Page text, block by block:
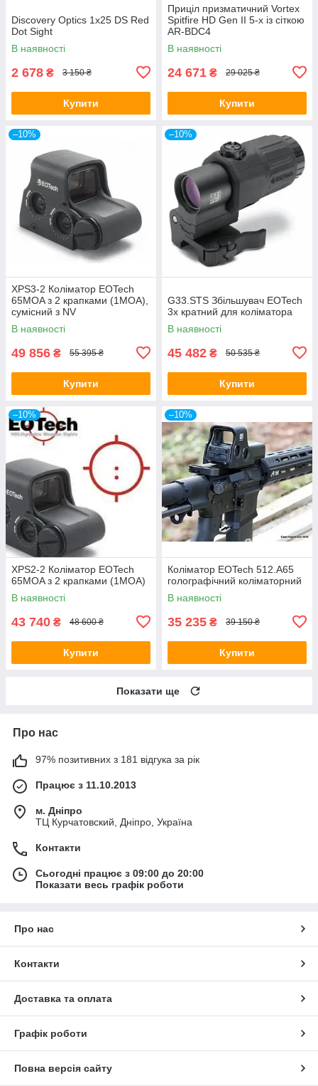
Discovery Optics 1x25 DS Red
Dot Sight
В наявності
2 678 ₴ 3 150 ₴
Купити
Приціл призматичний Vortex
Spitfire HD Gen II 5-х із сіткою
AR-BDC4
В наявності
24 671 ₴ 29 025 ₴
Купити
–10%
XPS3-2 Коліматор EOTech
65MOA з 2 крапками (1MOA),
сумісний з NV
В наявності
49 856 ₴ 55 395 ₴
Купити
–10%
G33.STS Збільшувач EOTech
3х кратний для коліматора
В наявності
45 482 ₴ 50 535 ₴
Купити
–10%
XPS2-2 Коліматор EOTech
65MOA з 2 крапками (1MOA)
В наявності
43 740 ₴ 48 600 ₴
Купити
–10%
Коліматор EOTech 512.A65
голографічний коліматорний
В наявності
35 235 ₴ 39 150 ₴
Купити
Показати ще
Про нас
97% позитивних з 181 відгука за рік
Працює з 11.10.2013
м. Дніпро
ТЦ Курчатовский, Дніпро, Україна
Контакти
Сьогодні працює з 09:00 до 20:00
Показати весь графік роботи
Про нас
Контакти
Доставка та оплата
Графік роботи
Повна версія сайту